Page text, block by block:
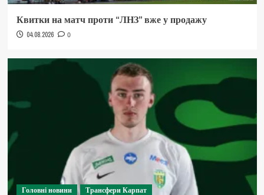
Квитки на матч проти “ЛНЗ” вже у продажу
04.08.2026 0
Головні новини Трансфери Карпат